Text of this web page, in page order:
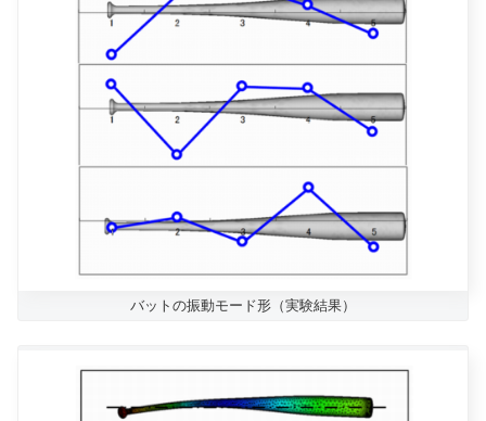
バットの振動モード形（実験結果）